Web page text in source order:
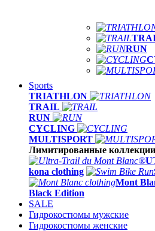
RUN
Sports
TRIATHLON
TRAIL
RUN
CYCLING
MULTISPORT
Лимитированные коллекции
kona clothing
Mont
Black Edition
SALE
Гидрокостюмы мужские
Гидрокостюмы женские